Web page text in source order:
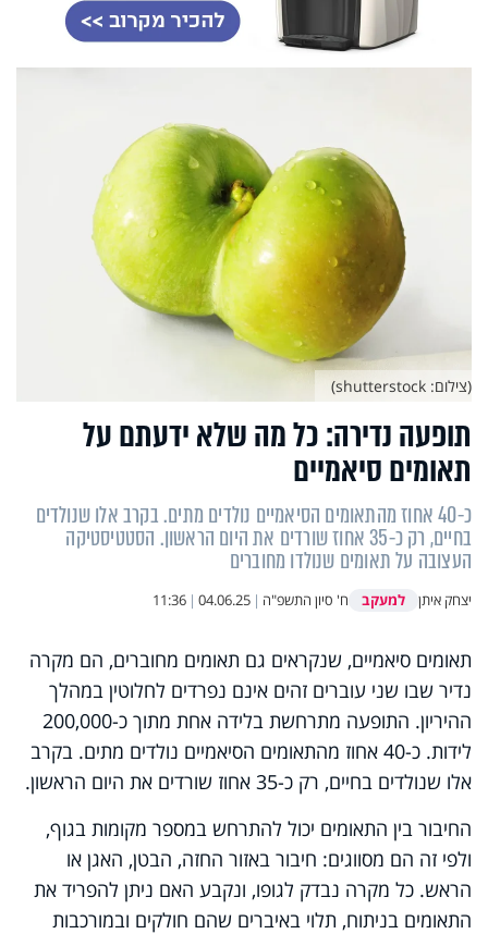
תופעה נדירה: כל מה שלא ידעתם על
תאומים סיאמיים
כ-40 אחוז מהתאומים הסיאמיים נולדים מתים. בקרב אלו שנולדים
בחיים, רק כ-35 אחוז שורדים את היום הראשון. הסטטיסטיקה
העצובה על תאומים שנולדו מחוברים
יצחק איתן למעקב ח' סיון התשפ"ה |
04.06.25
|
11:36
(צילום: shutterstock)
תאומים סיאמיים, שנקראים גם תאומים מחוברים, הם מקרה
נדיר שבו שני עוברים זהים אינם נפרדים לחלוטין במהלך
ההיריון. התופעה מתרחשת בלידה אחת מתוך כ-200,000
לידות. כ-40 אחוז מהתאומים הסיאמיים נולדים מתים. בקרב
אלו שנולדים בחיים, רק כ-35 אחוז שורדים את היום הראשון.
החיבור בין התאומים יכול להתרחש במספר מקומות בגוף,
ולפי זה הם מסווגים: חיבור באזור החזה, הבטן, האגן או
הראש. כל מקרה נבדק לגופו, ונקבע האם ניתן להפריד את
התאומים בניתוח, תלוי באיברים שהם חולקים ובמורכבות